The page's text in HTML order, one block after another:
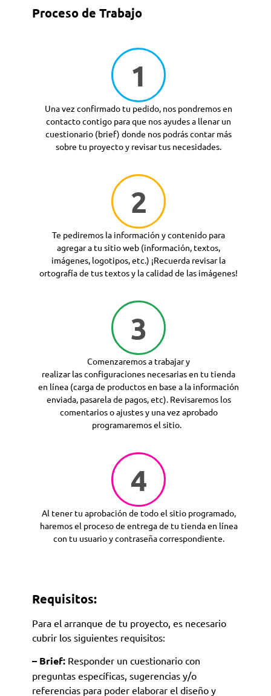
Proceso de Trabajo
1
Una vez confirmado tu pedido, nos pondremos en
contacto contigo para que nos ayudes a llenar un
cuestionario (brief) donde nos podrás contar más
sobre tu proyecto y revisar tus necesidades.
2
Te pediremos la información y contenido para
agregar a tu sitio web (información, textos,
imágenes, logotipos, etc.) ¡Recuerda revisar la
ortografía de tus textos y la calidad de las imágenes!
3
Comenzaremos a trabajar y
realizar las configuraciones necesarias en tu tienda
en línea (carga de productos en base a la información
enviada, pasarela de pagos, etc). Revisaremos los
comentarios o ajustes y una vez aprobado
programaremos el sitio.
4
Al tener tu aprobación de todo el sitio programado,
haremos el proceso de entrega de tu tienda en línea
con tu usuario y contraseña correspondiente.
Requisitos:
Para el arranque de tu proyecto, es necesario
cubrir los siguientes requisitos:
– Brief:Responder un cuestionario con
preguntas específicas, sugerencias y/o
referencias para poder elaborar el diseño y